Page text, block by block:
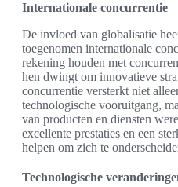
Internationale concurrentie
De invloed van globalisatie
toegenomen internationale
rekening houden met
hen dwingt om innovatieve
concurrentie versterkt niet
technologische vooruitgang,
van producten en diensten
excellente prestaties en een
helpen om zich te
Technologische